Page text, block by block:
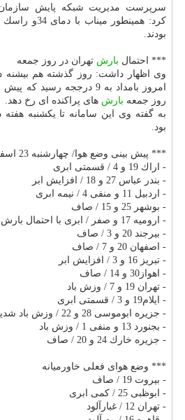
سرپرست مدیریت شبكه پایش
بودند.
*** احتمال بارش تهران در روز جمعه
امروز بامداد به 9 درججه
روز جمعه بارش های پراكنده ای رخ دهد.
به گفته وی این سامانه تا یكشنبه
بود.
*** پیش بینی وضع هوا/ چهارشنبه 23 اسفند
- اراك 19 و 4 / قسمتی ابری
- بندر عباس 27 و 18 / افزایش ابر
- اردبیل 11 و منفی 4 / نیمه ابری
- بوشهر 25 و 15 / صاف
- ارومیه 17 و صفر / ابری با احتمال بارش
- بیرجند 20 و 3 / صاف
- اصفهان 20 و 7 / صاف
- تبریز 16 و 3 / افزایش ابر
- اهواز30 و 14 / صاف
- تهران 19 و 7 / وزش باد
- ایلام19 و 3 / قسمتی ابری
- جزیره ابوموسی 28 و 22 / وزش باد شدید
- بجنورد 13 و منفی 1 / وزش باد
- جزیره خارك 24 و 20 / صاف
*** وضع هوای فعلی خاورمیانه
- بیروت 19 / صاف
- ابوظبی 25 / كمی ابری
- تهران 12 / غبارآلود